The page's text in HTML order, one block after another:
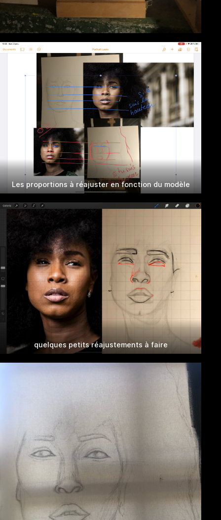
Les proportions à réajuster en fonction du modèle
quelques petits réajustements à faire